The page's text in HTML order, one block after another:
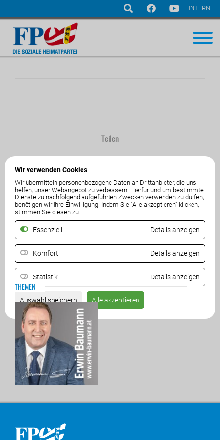
Navigation
Wir verwenden Cookies
Wir übermitteln personenbezogene Daten an Drittanbieter, die uns
helfen, unser Webangebot zu verbessern. Hierfür und um bestimmte
Dienste zu nachfolgend aufgeführten Zwecken verwenden zu dürfen,
benötigen wir Ihre Einwilligung. Indem Sie "Alle akzeptieren" klicken,
stimmen Sie diesen zu.
Essenziell Details anzeigen
Komfort Details anzeigen
Statistik Details anzeigen
Auswahl speichern Alle akzeptieren
INTERN
Teilen
01.Jänner1970von
ZURÜCK
THEMEN